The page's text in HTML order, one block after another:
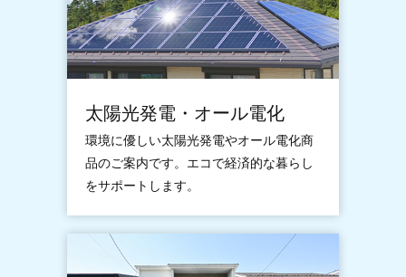
太陽光発電・オール電化
環境に優しい太陽光発電やオール電化商
品のご案内です。エコで経済的な暮らし
をサポートします。